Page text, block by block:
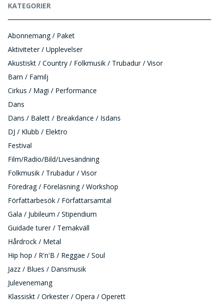
KATEGORIER
Abonnemang / Paket
Aktiviteter / Upplevelser
Akustiskt / Country / Folkmusik / Trubadur / Visor
Barn / Familj
Cirkus / Magi / Performance
Dans
Dans / Balett / Breakdance / Isdans
DJ / Klubb / Elektro
Festival
Film/Radio/Bild/Livesändning
Folkmusik / Trubadur / Visor
Föredrag / Föreläsning / Workshop
Författarbesök / Författarsamtal
Gala / Jubileum / Stipendium
Guidade turer / Temakväll
Hårdrock / Metal
Hip hop / R'n'B / Reggae / Soul
Jazz / Blues / Dansmusik
Julevenemang
Klassiskt / Orkester / Opera / Operett